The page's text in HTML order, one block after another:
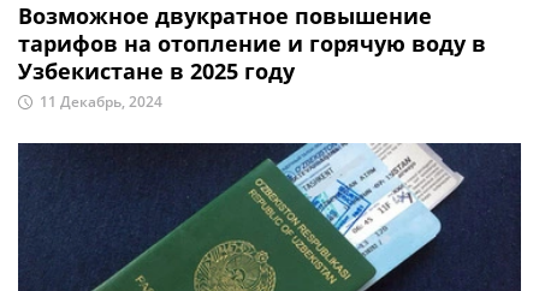
Возможное двукратное повышение
тарифов на отопление и горячую воду в
Узбекистане в 2025 году
11 Декабрь, 2024